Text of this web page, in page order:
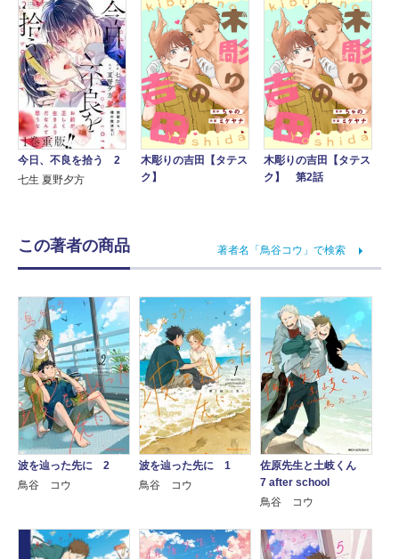
今日、不良を拾う 2
七生 夏野夕方
木彫りの吉田【タテス
ク】
木彫りの吉田【タテス
ク】 第2話
この著者の商品 著者名「鳥谷コウ」で検索
波を辿った先に 2
鳥谷 コウ
波を辿った先に 1
鳥谷 コウ
佐原先生と土岐くん
7 after school
鳥谷 コウ